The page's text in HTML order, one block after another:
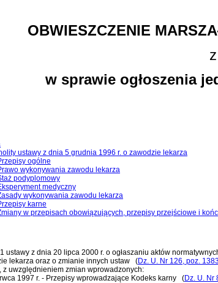
OBWIESZCZENIE
w sprawie ogłoszenia
ustawy z dnia 5 grudnia 1996 r. o zawodzie lekarza
ogólne
wykonywania zawodu lekarza
podyplomowy
medyczny
wykonywania zawodu lekarza
karne
w przepisach obowiązujących, przepisy przejściowe i
ustawy z dnia 20 lipca 2000 r. o ogłaszaniu aktów
lekarza oraz o zmianie innych ustaw
(Dz. U. Nr 126, poz.
, z uwzględnieniem zmian wprowadzonych:
1997 r. - Przepisy wprowadzające Kodeks karny (Dz. U. Nr